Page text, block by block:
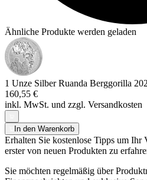
Ähnliche Produkte werden geladen
1 Unze Silber Ruanda Berggorilla
160,55 €
inkl. MwSt. und zzgl. Versandkosten
In den Warenkorb
Erhalten Sie kostenlose Tipps um Ihr
erster von neuen Produkten zu
Sie möchten regelmäßig über